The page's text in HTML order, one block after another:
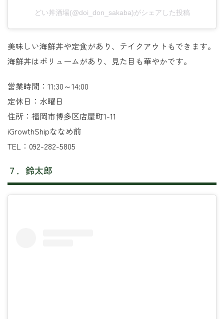
どい丼酒場(@doi_don_sakaba)がシェアした投稿
美味しい海鮮丼や定食があり、テイクアウトもできます。
海鮮丼はボリュームがあり、見た目も華やかです。
営業時間：11:30～14:00
定休日：水曜日
住所：福岡市博多区店屋町1-11
iGrowthShipななめ前
TEL：092-282-5805
７．鈴太郎